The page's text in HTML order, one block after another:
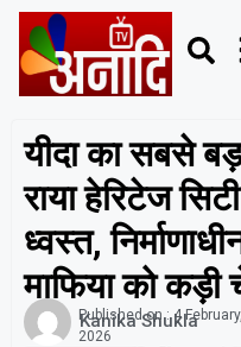
यीदा का सबसे
राया हेरिटेज
ध्वस्त,
माफिया को कड़ी
Kanika Shukla
Published on : 4 February,
2026